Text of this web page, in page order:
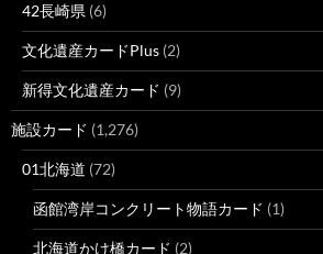
42長崎県 (6)
文化遺産カードPlus (2)
新得文化遺産カード (9)
施設カード (1,276)
01北海道 (72)
函館湾岸コンクリート物語カード (1)
北海道かけ橋カード (2)